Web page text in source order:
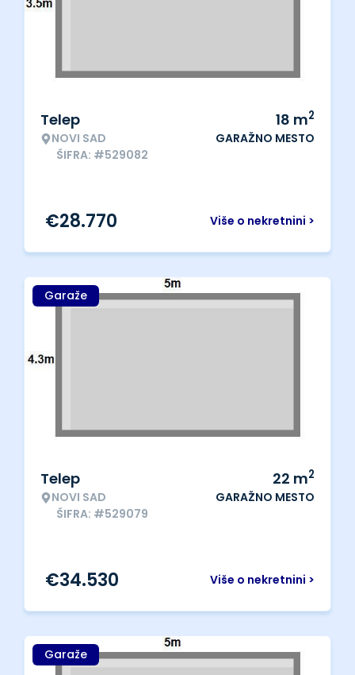
Telep
NOVI SAD
ŠIFRA: #529082
18 m2
GARAŽNO MESTO
Više o nekretnini >
€28.770
Garaže
Telep
NOVI SAD
ŠIFRA: #529079
22 m2
GARAŽNO MESTO
Više o nekretnini >
€34.530
Garaže